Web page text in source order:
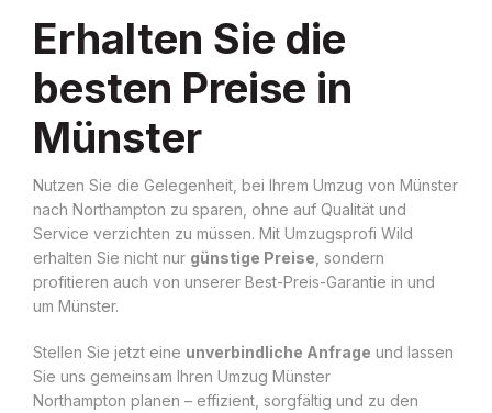
Erhalten Sie die
besten Preise in
Münster
Nutzen Sie die Gelegenheit, bei Ihrem Umzug von Münster
nach Northampton zu sparen, ohne auf Qualität und
Service verzichten zu müssen. Mit Umzugsprofi Wild
erhalten Sie nicht nur günstige Preise , sondern
profitieren auch von unserer Best-Preis-Garantie in und
um Münster.
Stellen Sie jetzt eine unverbindliche Anfrage und lassen
Sie uns gemeinsam Ihren Umzug Münster
Northampton planen – effizient, sorgfältig und zu den